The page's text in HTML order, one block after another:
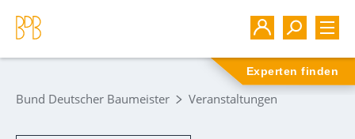
Experten finden
Bund Deutscher Baumeister Veranstaltungen